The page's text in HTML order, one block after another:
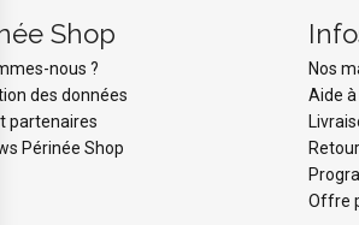
Shop
nous ?
des données
partenaires
Périnée Shop
Nos
Aide
Offre